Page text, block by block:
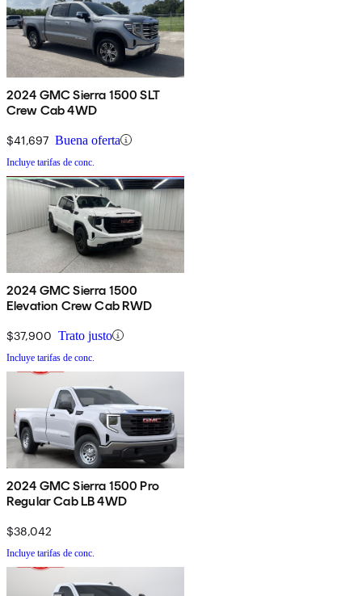
2024 GMC Sierra 1500 SLT
Crew Cab 4WD
$41,697 Buena oferta
Incluye tarifas de conc.
2024 GMC Sierra 1500
Elevation Crew Cab RWD
$37,900 Trato justo
Incluye tarifas de conc.
2024 GMC Sierra 1500 Pro
Regular Cab LB 4WD
$38,042
Incluye tarifas de conc.